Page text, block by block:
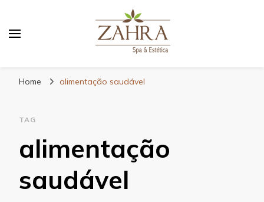
e relaxamento
Home alimentação saudável
TAG
alimentação
saudável